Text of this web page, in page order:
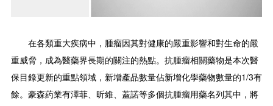
在各類重大疾病中，腫瘤因其對健康的嚴重影響和對生命的嚴
重威脅，成為醫藥界長期的關注的熱點。抗腫瘤相關藥物是本次醫
保目錄更新的重點領域，新增產品數量佔新增化學藥物數量的1/3有
餘。豪森葯業有澤菲、昕維、蓋諾等多個抗腫瘤用藥名列其中，將